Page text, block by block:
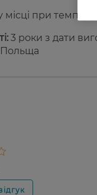
при
3 роки з дати
Польща